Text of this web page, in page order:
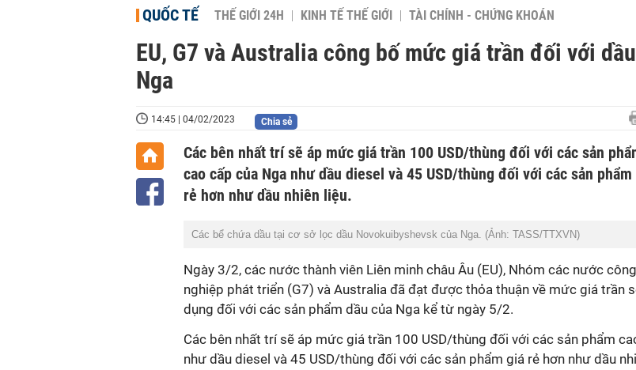
QUỐC TẾ THẾ GIỚI 24H KINH TẾ THẾ GIỚI TÀI CHÍNH - CHỨNG KHOÁN
EU, G7 và Australia công bố mức giá trần đối với
Nga
14:45 | 04/02/2023 Chia sẻ
Các bên nhất trí sẽ áp mức giá trần 100 USD/thùng đối với các sản
cao cấp của Nga như dầu diesel và 45 USD/thùng đối với các sản phẩm
rẻ hơn như dầu nhiên liệu.
Các bể chứa dầu tại cơ sở lọc dầu Novokuibyshevsk của Nga. (Ảnh: TASS/TTXVN)
Ngày 3/2, các nước thành viên Liên minh châu Âu (EU), Nhóm các nước công
nghiệp phát triển (G7) và Australia đã đạt được thỏa thuận về mức giá trần
dụng đối với các sản phẩm dầu của Nga kể từ ngày 5/2.
Các bên nhất trí sẽ áp mức giá trần 100 USD/thùng đối với các sản phẩm
như dầu diesel và 45 USD/thùng đối với các sản phẩm giá rẻ hơn như dầu